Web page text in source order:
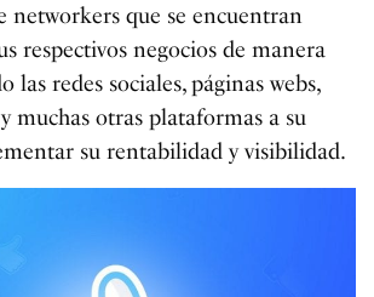
networkers que se encuentran
respectivos negocios de manera
las redes sociales, páginas webs,
muchas otras plataformas a su
su rentabilidad y visibilidad.